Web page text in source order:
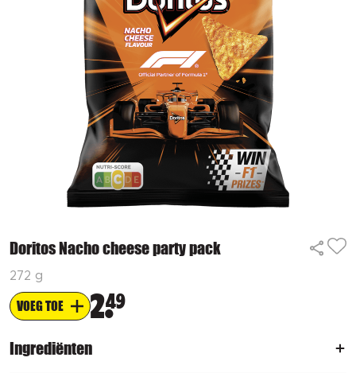
Doritos Nacho cheese party pack
272 g
VOEG TOE 249
Ingrediënten